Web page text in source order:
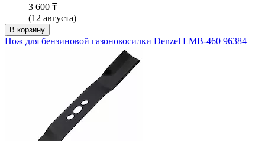
3 600 ₸
(12 августа)
В корзину
Нож для бензиновой газонокосилки Denzel LMB-460 96384